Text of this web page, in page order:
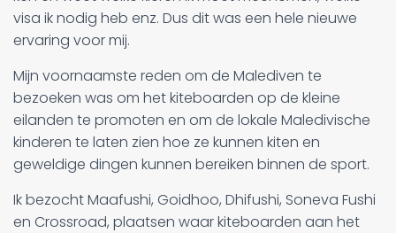
visa ik nodig heb enz. Dus dit was een hele nieuwe
ervaring voor mij.
Mijn voornaamste reden om de Malediven te
bezoeken was om het kiteboarden op de kleine
eilanden te promoten en om de lokale Maledivische
kinderen te laten zien hoe ze kunnen kiten en
geweldige dingen kunnen bereiken binnen de sport.
Ik bezocht Maafushi, Goidhoo, Dhifushi, Soneva Fushi
en Crossroad, plaatsen waar kiteboarden aan het